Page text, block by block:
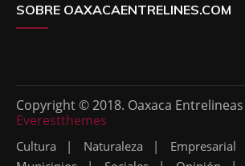
SOBRE OAXACAENTRELINES.COM
Copyright © 2018. Oaxaca
Everestthemes
Cultura Naturaleza
Empresarial